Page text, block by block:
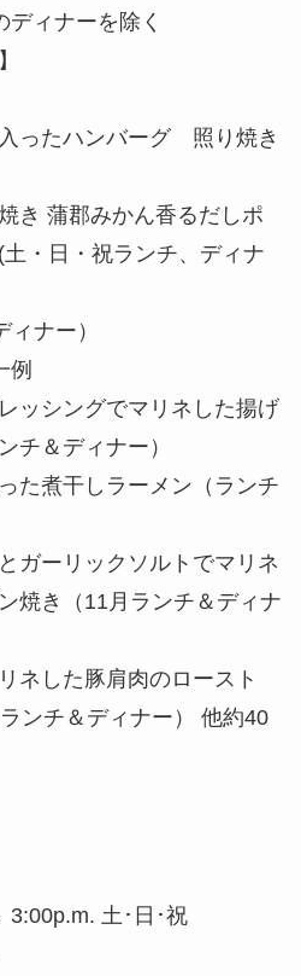
ィナーを除く
ったハンバーグ 照り焼き
き 蒲郡みかん香るだしポ
・日・祝ランチ、ディナ
ィナー）
例
ッシングでマリネした揚げ
チ＆ディナー）
た煮干しラーメン（ランチ
ガーリックソルトでマリネ
焼き（11月ランチ＆ディナ
ネした豚肩肉のロースト
ンチ＆ディナー） 他約40
3:00p.m. 土･日･祝